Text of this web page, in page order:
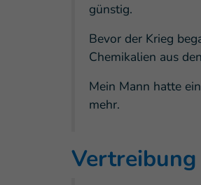
günstig.
Bevor der Krieg
Chemikalien aus
Mein Mann hatte
mehr.